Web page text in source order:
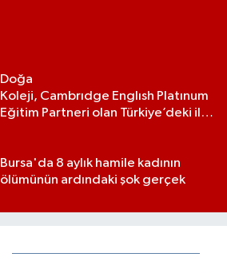
Doğa
Koleji, Cambrıdge Englısh Platınum
Eğitim Partneri olan Türkiye’deki ilk
Bursa'da 8 aylık hamile kadının
ölümünün ardındaki şok gerçek